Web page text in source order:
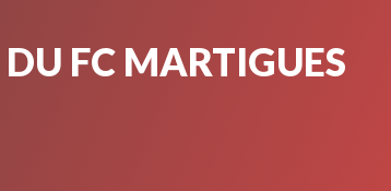
FC MARTIGUES